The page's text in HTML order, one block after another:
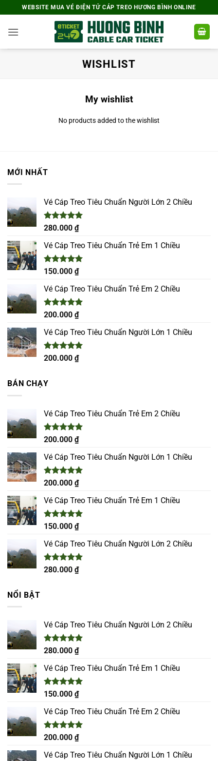
qua
nội
WEBSITE MUA VÉ ĐIỆN TỬ CÁP TREO HƯƠNG BÌNH ONLINE
WISHLIST
My wishlist
No products added to the wishlist
MỚI NHẤT
Vé Cáp Treo Tiêu Chuẩn Người Lớn 2 Chiều
Được xếp
5.00
5 sao
280.000 ₫
Vé Cáp Treo Tiêu Chuẩn Trẻ Em 1 Chiều
Được xếp
5.00
5 sao
150.000 ₫
Vé Cáp Treo Tiêu Chuẩn Trẻ Em 2 Chiều
Được xếp
5.00
5 sao
200.000 ₫
Vé Cáp Treo Tiêu Chuẩn Người Lớn 1 Chiều
Được xếp
5.00
200.000 ₫
BÁN CHẠY
Vé Cáp Treo Tiêu Chuẩn Trẻ Em 2 Chiều
Được xếp
5.00
5 sao
200.000 ₫
Vé Cáp Treo Tiêu Chuẩn Người Lớn 1 Chiều
Được xếp
5.00
5 sao
200.000 ₫
Vé Cáp Treo Tiêu Chuẩn Trẻ Em 1 Chiều
Được xếp
5.00
5 sao
150.000 ₫
Vé Cáp Treo Tiêu Chuẩn Người Lớn 2 Chiều
Được xếp
5.00
280.000 ₫
NỔI BẬT
Vé Cáp Treo Tiêu Chuẩn Người Lớn 2 Chiều
Được xếp
5.00
5 sao
280.000 ₫
Vé Cáp Treo Tiêu Chuẩn Trẻ Em 1 Chiều
Được xếp
5.00
5 sao
150.000 ₫
Vé Cáp Treo Tiêu Chuẩn Trẻ Em 2 Chiều
Được xếp
5.00
5 sao
200.000 ₫
Vé Cáp Treo Tiêu Chuẩn Người Lớn 1 Chiều